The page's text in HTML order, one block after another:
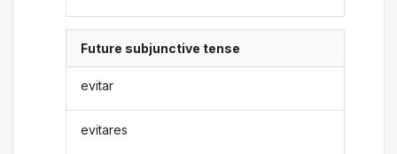
Future subjunctive tense
evitar
evitares